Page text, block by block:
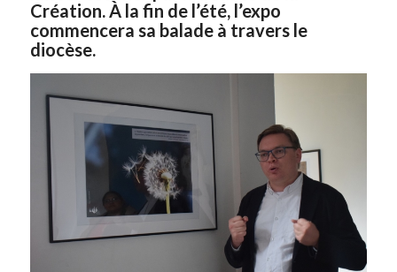
Création. À la fin de l’été, l’expo
commencera sa balade à travers le
diocèse.